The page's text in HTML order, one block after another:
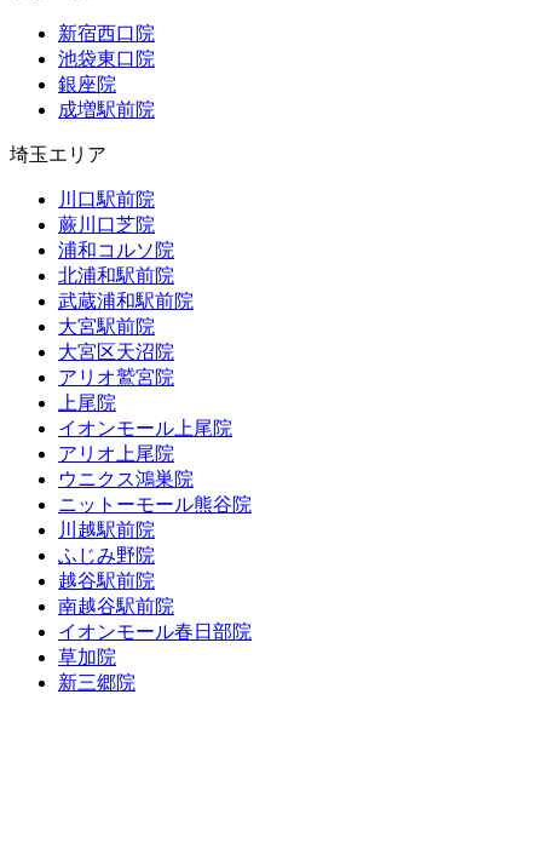
新宿西口院
池袋東口院
銀座院
成増駅前院
埼玉エリア
川口駅前院
蕨川口芝院
浦和コルソ院
北浦和駅前院
武蔵浦和駅前院
大宮駅前院
大宮区天沼院
アリオ鷲宮院
上尾院
イオンモール上尾院
アリオ上尾院
ウニクス鴻巣院
ニットーモール熊谷院
川越駅前院
ふじみ野院
越谷駅前院
南越谷駅前院
イオンモール春日部院
草加院
新三郷院